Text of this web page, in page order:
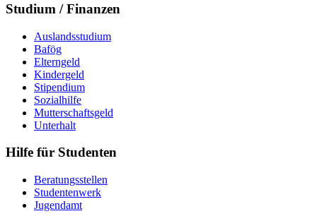
Studium / Finanzen
Auslandsstudium
Bafög
Elterngeld
Kindergeld
Stipendium
Sozialhilfe
Mutterschaftsgeld
Unterhalt
Hilfe für Studenten
Beratungsstellen
Studentenwerk
Jugendamt